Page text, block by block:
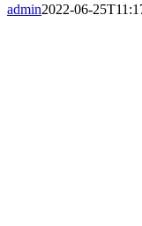
admin2022-06-